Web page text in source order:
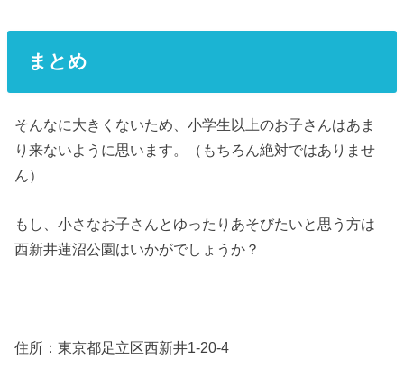
まとめ
そんなに大きくないため、小学生以上のお子さんはあま
り来ないように思います。（もちろん絶対ではありませ
ん）
もし、小さなお子さんとゆったりあそびたいと思う方は
西新井蓮沼公園はいかがでしょうか？
住所：東京都足立区西新井1-20-4